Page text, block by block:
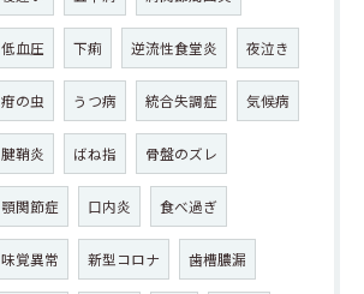
低血圧 下痢 逆流性食堂炎 夜泣き
疳の虫 うつ病 統合失調症 気候病
腱鞘炎 ばね指 骨盤のズレ
顎関節症 口内炎 食べ過ぎ
味覚異常 新型コロナ 歯槽膿漏